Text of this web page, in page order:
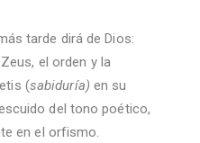
tarde dirá de Dios:
el orden y la
(sabiduría) en su
del tono poético,
en el orfismo.